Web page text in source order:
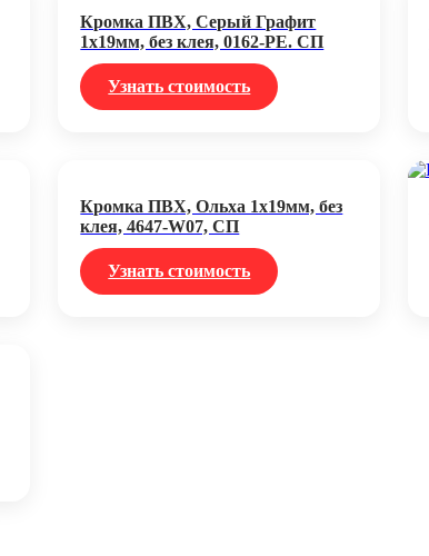
Кромка ПВХ, Серый Графит
1х19мм, без клея, 0162-PE. СП
Узнать стоимость
Кромка ПВХ, Ольха 1х19мм, без
клея, 4647-W07, СП
Узнать стоимость